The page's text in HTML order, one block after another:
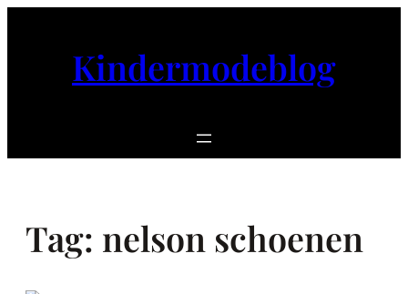
Kindermodeblog
Tag: nelson schoenen